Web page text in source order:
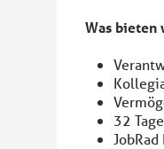
Was bieten
32